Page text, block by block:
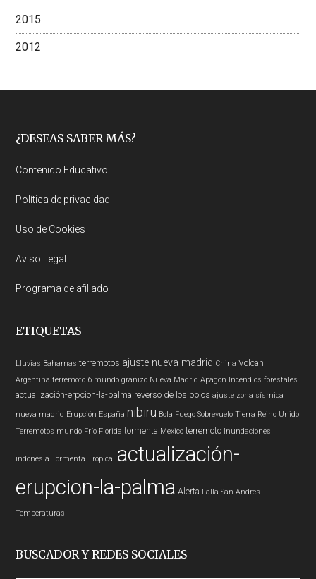
2015
2012
Footer
¿DESEAS SABER MÁS?
Contenido Educativo
Política de privacidad
Uso de Cookies
Aviso Legal
Programa de afiliado
ETIQUETAS
Lluvias Bahamas terremotos ajuste nueva madrid China Volcan
Argentina terremoto 6 mundo granizo Nueva Madrid Apagon Incendios forestales
actualización-erpcion-la-palma reverso de los polos ajuste zona sísmica
nueva madrid Erupción España nibiru Bola Fuego Sobrevuelo Tierra Reino Unido
Terremotos mundo Frío Florida tormenta Mexico terremoto Inundaciones
indonesia Tormenta Tropical actualización-
erupcion-la-palma Alerta Falla San Andres
Temperaturas
BUSCADOR Y REDES SOCIALES